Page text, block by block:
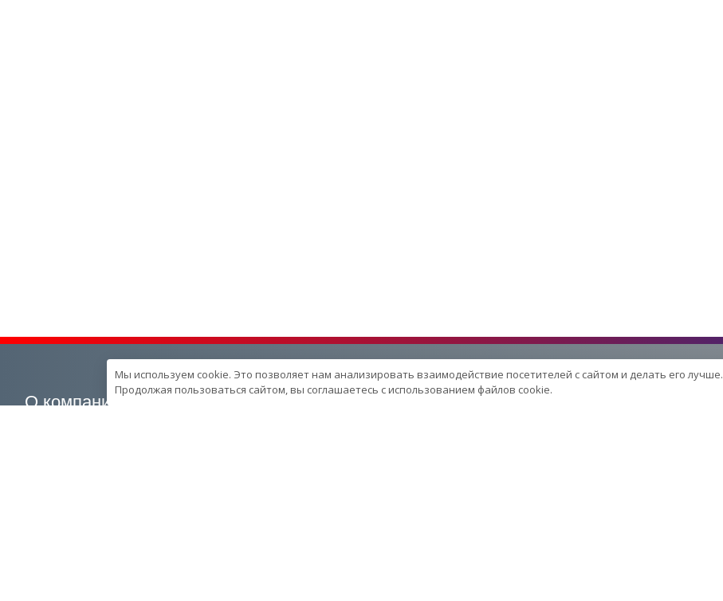
О компании
Мы используем cookie. Это позволяет нам анализировать взаимодействие посетителей с сайтом и делать его лучше.
Продолжая пользоваться сайтом, вы соглашаетесь с использованием файлов cookie.